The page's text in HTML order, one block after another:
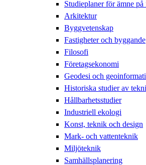
Studieplaner för ämne
Arkitektur
Byggvetenskap
Fastigheter och byggande
Filosofi
Företagsekonomi
Geodesi och
Historiska studier av
Hållbarhetsstudier
Industriell ekologi
Konst, teknik och design
Mark- och vattenteknik
Miljöteknik
Samhällsplanering